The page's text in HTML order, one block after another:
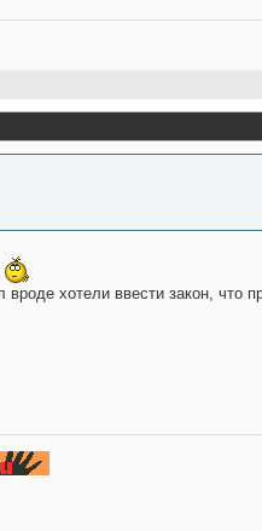
хотели ввести закон, что